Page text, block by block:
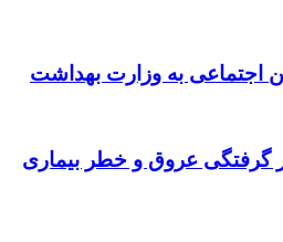
گرفتگی عروق و خطر بیماری